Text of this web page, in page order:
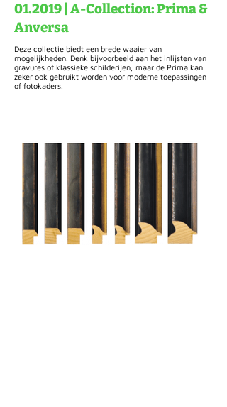
01.2019 | A-Collection: Prima &
Anversa
Deze collectie biedt een brede waaier van
mogelijkheden. Denk bijvoorbeeld aan het inlijsten van
gravures of klassieke schilderijen, maar de Prima kan
zeker ook gebruikt worden voor moderne toepassingen
of fotokaders.